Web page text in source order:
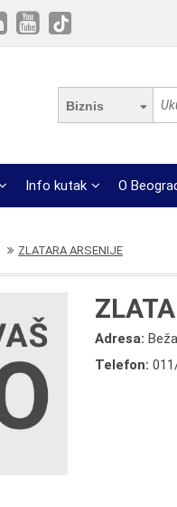
Biznis
Info kutak O
ZLATARA ARSENIJE
Adresa:
Telefon: